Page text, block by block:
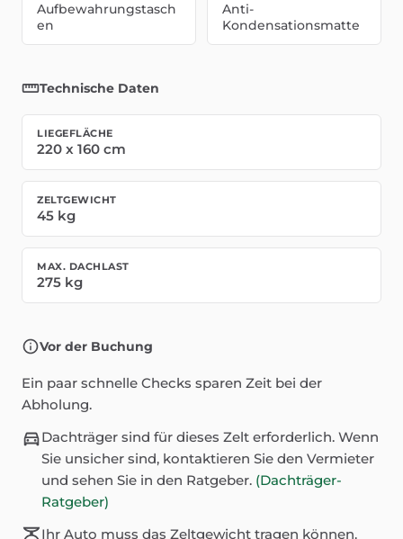
Aufbewahrungstasch
en
Anti-
Kondensationsmatte
Technische Daten
LIEGEFLÄCHE
220 x 160 cm
ZELTGEWICHT
45 kg
MAX. DACHLAST
275 kg
Vor der Buchung
Ein paar schnelle Checks sparen Zeit bei der
Abholung.
Dachträger sind für dieses Zelt erforderlich. Wenn
Sie unsicher sind, kontaktieren Sie den Vermieter
und sehen Sie in den Ratgeber. (Dachträger-
Ratgeber)
Ihr Auto muss das Zeltgewicht tragen können.